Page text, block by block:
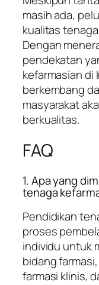
masih ada,
kualitas
Dengan
pendekatan
kefarmasian di
berkembang
masyarakat
berkualitas.
FAQ
1. Apa yang
tenaga
Pendidikan
proses
individu untuk
bidang
farmasi klinis,